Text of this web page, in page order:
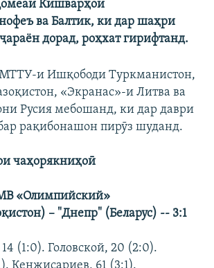
Кишварҳои
ва Балтик, ки дар шаҳри
дорад, роҳхат гирифтанд.
и Ишқободи Туркманистон,
«Экранас»-и Литва ва
Русия мебошанд, ки дар даври
рақибонашон пирӯз шуданд.
чаҳорякниҳоӣ
«Олимпийский»
– "Днепр" (Беларус) -- 3:1
(1:0). Головской, 20 (2:0).